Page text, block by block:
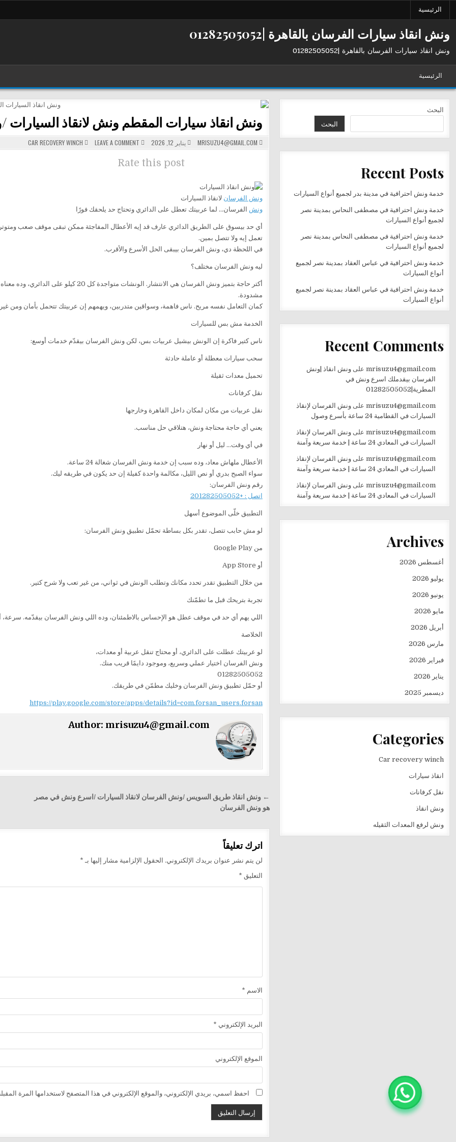
الرئيسية
ونش انقاذ سيارات الفرسان بالقاهرة |01282505052
ونش انقاذ سيارات الفرسان بالقاهرة |01282505052
الرئيسية
ونش انقاذ سيارات المقطم ونش لانقاذ السيارات
MRISUZU4@GMAIL.COM يناير 12, 2026 LEAVE A COMMENT
ON
ونش
لانقاذ
السيارات
POSTED
IN
CAR RECOVERY WINCH
Rate this post
ونش الفرسان لانقاذ السيارات
ونش الفرسان… لما عربيتك تعطل على الدائري وتحتاج حد يلحقك فورًا
أي حد بيسوق على الطريق الدائري عارف قد إيه الأعطال المفاجئة ممكن تبقى موقف صعب
تعمل إيه ولا تتصل بمين.
في اللحظة دي، ونش الفرسان بيبقى الحل الأسرع والأقرب.
ليه ونش الفرسان مختلف؟
أكتر حاجة بتميز ونش الفرسان هي الانتشار.
مشدودة.
كمان التعامل نفسه مريح. ناس فاهمة، وسواقين متدربين، ويهمهم إن عربيتك تتحمل بأمان ومن
الخدمة مش بس للسيارات
ناس كتير فاكرة إن الونش بيشيل عربيات بس، لكن ونش الفرسان بيقدّم خدمات أوسع:
سحب سيارات معطلة أو عاملة حادثة
تحميل معدات ثقيلة
نقل كرفانات
نقل عربيات من مكان لمكان داخل القاهرة وخارجها
يعني أي حاجة محتاجة ونش، هتلاقي حل مناسب.
في أي وقت… ليل أو نهار
الأعطال ملهاش معاد، وده سبب إن خدمة ونش الفرسان شغالة 24 ساعة.
سواء الصبح بدري أو نص الليل، مكالمة واحدة كفيلة إن حد يكون في طريقه ليك.
رقم ونش الفرسان:
اتصل : +201282505052
التطبيق خلّى الموضوع أسهل
لو مش حابب تتصل، تقدر بكل بساطة تحمّل تطبيق ونش الفرسان:
من Google Play
أو App Store
من خلال التطبيق تقدر تحدد مكانك وتطلب الونش في ثواني، من غير تعب ولا شرح كتير.
تجربة بتريحك قبل ما تطمّنك
اللي يهم أي حد في موقف عطل هو الإحساس بالاطمئنان، وده اللي ونش الفرسان بيقدّمه.
الخلاصة
لو عربيتك عطلت على الدائري، أو محتاج تنقل عربية أو معدات،
ونش الفرسان اختيار عملي وسريع، وموجود دايمًا قريب منك.
01282505052
أو حمّل تطبيق ونش الفرسان وخليك مطمّن في طريقك.
https://play.google.com/store/apps/details?id=com.forsan_users.forsan
Author: mrisuzu4@gmail.com
تصفّح
المقالات
← ونش انقاذ طريق السويس /ونش الفرسان لانقاذ السيارات /اسرع ونش في مصر
هو ونش الفرسان
اترك تعليقاً
لن يتم نشر عنوان بريدك الإلكتروني. الحقول الإلزامية مشار إليها بـ *
التعليق *
الاسم *
البريد الإلكتروني *
الموقع الإلكتروني
احفظ اسمي، بريدي الإلكتروني، والموقع الإلكتروني في هذا المتصفح لاستخدامها المرة
البحث
البحث
Recent Posts
خدمة ونش احترافية في مدينة بدر لجميع أنواع السيارات
خدمة ونش احترافية في مصطفى النحاس بمدينة نصر
لجميع أنواع السيارات
خدمة ونش احترافية في مصطفى النحاس بمدينة نصر
لجميع أنواع السيارات
خدمة ونش احترافية في عباس العقاد بمدينة نصر لجميع
أنواع السيارات
خدمة ونش احترافية في عباس العقاد بمدينة نصر لجميع
أنواع السيارات
Recent Comments
mrisuzu4@gmail.comعلى ونش انقاذ |ونش
الفرسان بيقدملك اسرع ونش في
المطرية|01282505052
mrisuzu4@gmail.comعلى ونش الفرسان لإنقاذ
السيارات في القطامية 24 ساعة بأسرع وصول
mrisuzu4@gmail.comعلى ونش الفرسان لإنقاذ
السيارات في المعادي 24 ساعة | خدمة سريعة وآمنة
mrisuzu4@gmail.comعلى ونش الفرسان لإنقاذ
السيارات في المعادي 24 ساعة | خدمة سريعة وآمنة
mrisuzu4@gmail.comعلى ونش الفرسان لإنقاذ
السيارات في المعادي 24 ساعة | خدمة سريعة وآمنة
Archives
أغسطس 2026
يوليو 2026
يونيو 2026
مايو 2026
أبريل 2026
مارس 2026
فبراير 2026
يناير 2026
ديسمبر 2025
Categories
Car recovery winch
انقاذ سيارات
نقل كرفانات
ونش انقاذ
ونش لرفع المعدات الثقيله